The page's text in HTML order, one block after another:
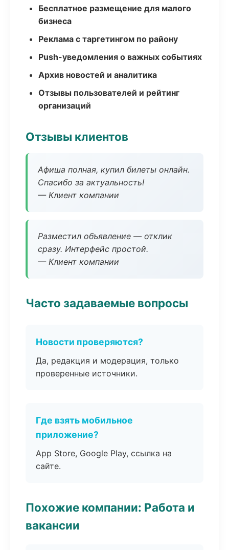
Бесплатное размещение для малого
бизнеса
Реклама с таргетингом по району
Push-уведомления о важных событиях
Архив новостей и аналитика
Отзывы пользователей и рейтинг
организаций
Отзывы клиентов
Афиша полная, купил билеты онлайн.
Спасибо за актуальность!
— Клиент компании
Разместил объявление — отклик
сразу. Интерфейс простой.
— Клиент компании
Часто задаваемые вопросы
Новости проверяются?
Да, редакция и модерация, только
проверенные источники.
Где взять мобильное
приложение?
App Store, Google Play, ссылка на
сайте.
Похожие компании: Работа и
вакансии